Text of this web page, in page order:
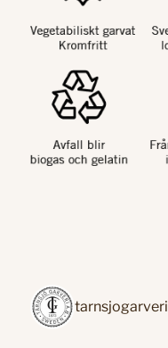
tarnsjogarveri